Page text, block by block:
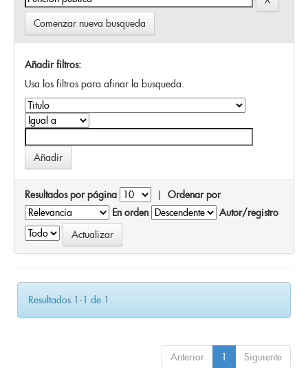
Comenzar nueva busqueda
Añadir filtros:
Usa los filtros para afinar la busqueda.
Resultados por página | Ordenar por
En orden
Autor/registro
Resultados 1-1 de 1.
Anterior 1 Siguiente